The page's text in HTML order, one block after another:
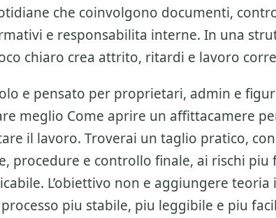
che coinvolgono documenti,
e responsabilita interne. In una
chiaro crea attrito, ritardi e lavoro
e pensato per proprietari, admin e
meglio Come aprire un affittacamere
il lavoro. Troverai un taglio pratico,
procedure e controllo finale, ai rischi piu
L’obiettivo non e aggiungere
piu stabile, piu leggibile e piu